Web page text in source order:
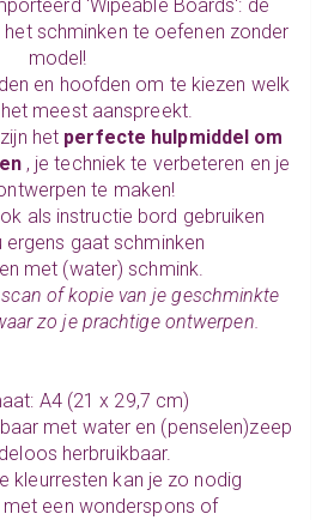
'Wipeable Boards': de
schminken te oefenen zonder
model!
en hoofden om te kiezen welk
meest aanspreekt.
het perfecte hulpmiddel om
, je techniek te verbeteren en je
te maken!
als instructie bord gebruiken
ergens gaat schminken
met (water)schmink.
of kopie van je geschminkte
zo je prachtige ontwerpen.
A4 (21 x 29,7 cm)
met water en (penselen)zeep
herbruikbaar.
kleurresten kan je zo nodig
een wonderspons of